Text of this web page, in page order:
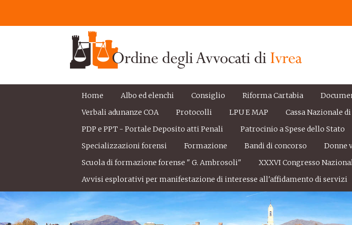
Home Albo ed elenchi Consiglio Riforma Cartabia
Verbali adunanze COA
Protocolli LPU E MAP
Cassa Nazionale
PDP e PPT - Portale Deposito atti Penali
Patrocinio a Spese dello Stato
Specializzazioni forensi
Formazione Bandi di concorso
Donne
Scuola di formazione forense " G. Ambrosoli"
XXXVI Congresso
Avvisi esplorativi per manifestazione di interesse all'affidamento di servizi